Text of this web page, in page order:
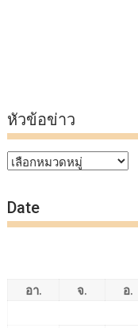
หัวข้อข่าว
หัวข้อ
Date
อา. จ. อ.